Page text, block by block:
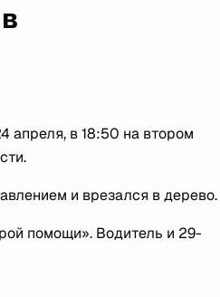
апреля, в 18:50 на втором
и врезался в дерево.
помощи». Водитель и 29-